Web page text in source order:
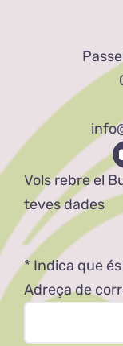
Vols rebre el
teves dades
* Indica que
Adreça de